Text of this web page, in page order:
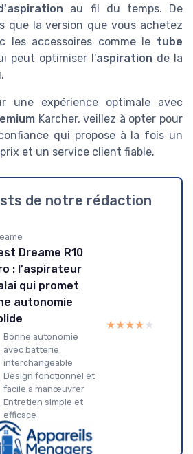
au fil du temps. De
que la version que vous achetez
les accessoires comme le tube
peut optimiser l'aspiration de la
une expérience optimale avec
Karcher, veillez à opter pour
qui propose à la fois un
et un service client fiable.
de notre rédaction
Dreame R10
: l'aspirateur
qui promet
autonomie
Bonne autonomie
avec batterie
interchangeable
Design fonctionnel et
facile à manœuvrer
Entretien simple et
efficace
★★★★★
★★★★★